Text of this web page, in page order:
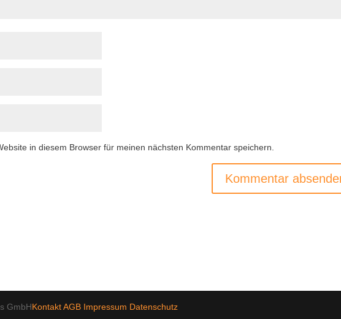
in diesem Browser für meinen nächsten Kommentar speichern.
GmbHKontakt AGB Impressum Datenschutz